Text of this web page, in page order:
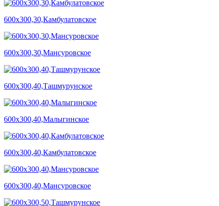
600х300,30,Камбулатовское
600х300,30,Мансуровское
600х300,40,Ташмурунское
600х300,40,Малыгинское
600х300,40,Камбулатовское
600х300,40,Мансуровское